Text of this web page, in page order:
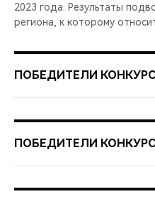
2023 года. Результаты
региона, к которому
ПОБЕДИТЕЛИ
ФОРВАРД-АВТО Уфа
ПОБЕДИТЕЛИ